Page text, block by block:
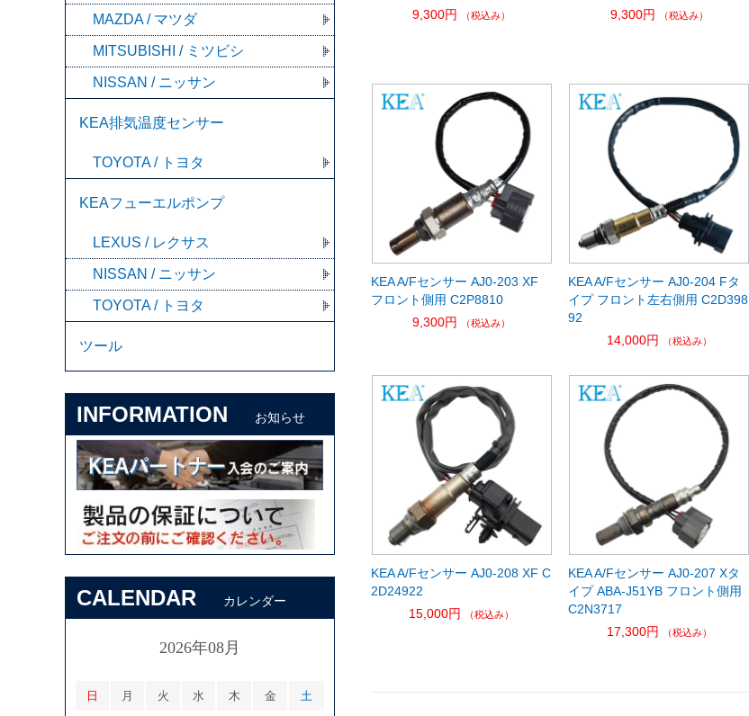
9,300円
（税込み）
9,300円
（税込み）
KEA A/Fセンサー AJ0-203 XF
フロント側用 C2P8810
9,300円
（税込み）
KEA A/Fセンサー AJ0-204 Fタ
イプ フロント左右側用 C2D398
92
14,000円
（税込み）
KEA A/Fセンサー AJ0-208 XF C
2D24922
15,000円
（税込み）
KEA A/Fセンサー AJ0-207 Xタ
イプ ABA-J51YB フロント側用
C2N3717
17,300円
（税込み）
MAZDA / マツダ
MITSUBISHI / ミツビシ
NISSAN / ニッサン
KEA排気温度センサー
TOYOTA / トヨタ
KEAフューエルポンプ
LEXUS / レクサス
NISSAN / ニッサン
TOYOTA / トヨタ
ツール
INFORMATION お知らせ
CALENDAR カレンダー
2026年08月
日 月 火 水 木 金 土